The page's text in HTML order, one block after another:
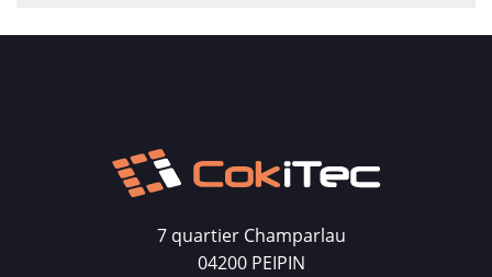
7 quartier Champarlau
04200 PEIPIN